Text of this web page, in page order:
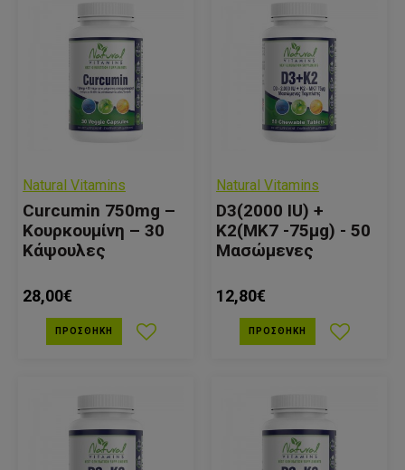
Natural Vitamins
Curcumin 750mg –
Κουρκουμίνη – 30
Κάψουλες
28,00€
ΠΡΟΣΘΉΚΗ
Natural Vitamins
D3(2000 IU) +
Κ2(ΜΚ7 -75μg) - 50
Μασώμενες
12,80€
ΠΡΟΣΘΉΚΗ